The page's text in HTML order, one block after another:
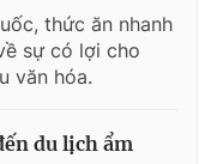
thức ăn nhanh
sự có lợi cho
văn hóa.
du lịch ẩm